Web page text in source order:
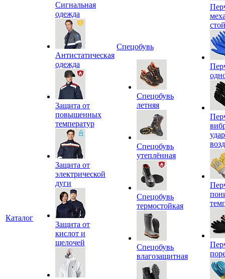
Каталог
Сигнальная
одежда
Антистатическая
одежда
Защита от
повышенных
температур
Защита от
электрической
дуги
Защита от
кислот и
щелочей
Спецобувь
Спецобувь
летняя
Спецобувь
утеплённая
Спецобувь
термостойкая
Спецобувь
влагозащитная